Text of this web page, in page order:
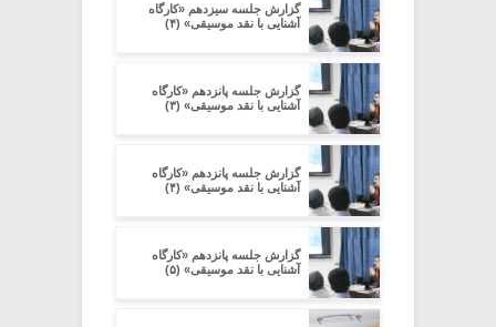
گزارش جلسه سیزدهم «کارگاه
آشنایی با نقد موسیقی» (۴)
گزارش جلسه پانزدهم «کارگاه
آشنایی با نقد موسیقی» (۳)
گزارش جلسه پانزدهم «کارگاه
آشنایی با نقد موسیقی» (۴)
گزارش جلسه پانزدهم «کارگاه
آشنایی با نقد موسیقی» (۵)